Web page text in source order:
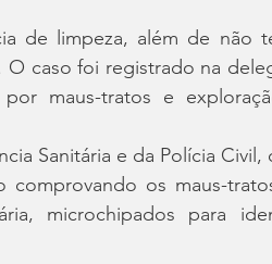
de limpeza, além de não
caso foi registrado na
maus-tratos e
Sanitária e da Polícia Civil,
os maus-
microchipados para